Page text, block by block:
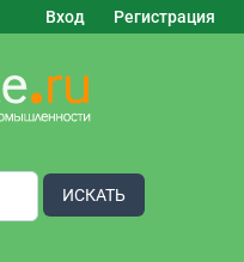
Вход Регистрация
ИСКАТЬ